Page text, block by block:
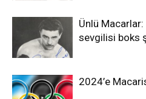
Ünlü Macarlar:
sevgilisi boks
2024’e